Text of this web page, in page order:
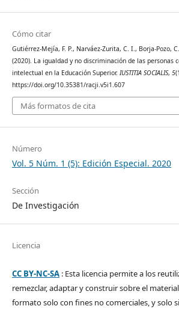
Cómo citar
Gutiérrez-Mejía, F. P., Narváez-Zurita, C. I., Borja-Pozo,
(2020). La igualdad y no discriminación de las personas
intelectual en la Educación Superior. IUSTITIA SOCIALIS, 5
https://doi.org/10.35381/racji.v5i1.607
Más formatos de cita
Número
Vol. 5 Núm. 1 (5): Edición Especial. 2020
Sección
De Investigación
Licencia
CC BY-NC-SA: Esta licencia permite a los
remezclar, adaptar y construir sobre el
formato solo con fines no comerciales, y solo